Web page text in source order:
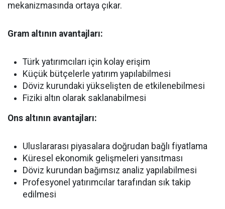
mekanizmasında ortaya çıkar.
Gram altının avantajları:
Türk yatırımcıları için kolay erişim
Küçük bütçelerle yatırım yapılabilmesi
Döviz kurundaki yükselişten de etkilenebilmesi
Fiziki altın olarak saklanabilmesi
Ons altının avantajları:
Uluslararası piyasalara doğrudan bağlı fiyatlama
Küresel ekonomik gelişmeleri yansıtması
Döviz kurundan bağımsız analiz yapılabilmesi
Profesyonel yatırımcılar tarafından sık takip
edilmesi